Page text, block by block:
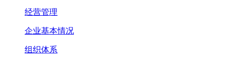
经营管理
企业基本情况
组织体系